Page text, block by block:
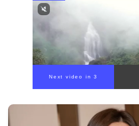
Next video in 1